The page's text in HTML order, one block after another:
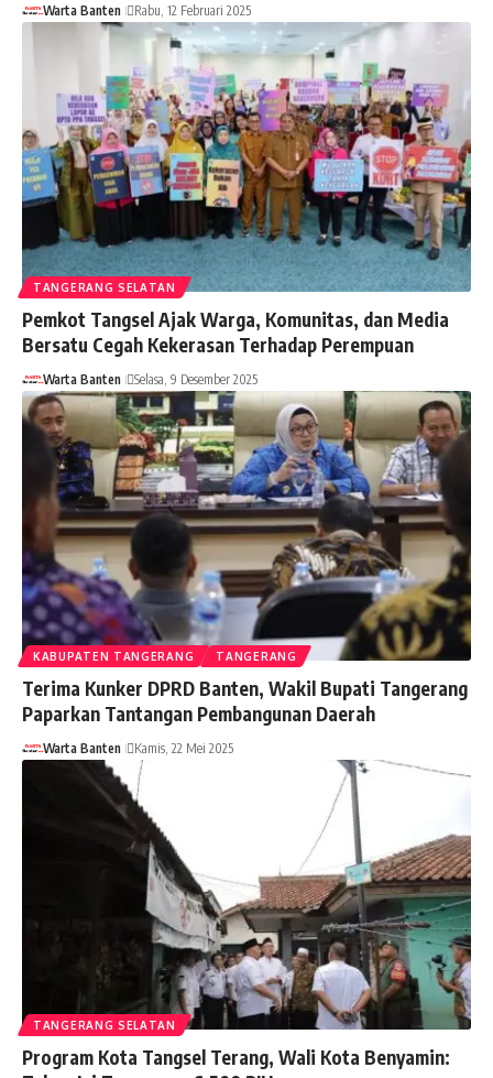
Warta Banten Rabu, 12 Februari 2025
TANGERANG SELATAN
Pemkot Tangsel Ajak Warga, Komunitas, dan Media
Bersatu Cegah Kekerasan Terhadap Perempuan
Warta Banten Selasa, 9 Desember 2025
KABUPATEN TANGERANG TANGERANG
Terima Kunker DPRD Banten, Wakil Bupati Tangerang
Paparkan Tantangan Pembangunan Daerah
Warta Banten Kamis, 22 Mei 2025
TANGERANG SELATAN
Program Kota Tangsel Terang, Wali Kota Benyamin: